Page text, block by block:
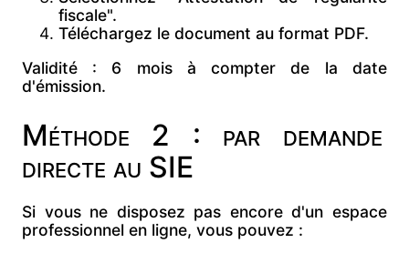
fiscale".
Téléchargez le document au format PDF.
Validité : 6 mois à compter de la date
d'émission.
Méthode 2 : par demande
directe au SIE
Si vous ne disposez pas encore d'un espace
professionnel en ligne, vous pouvez :